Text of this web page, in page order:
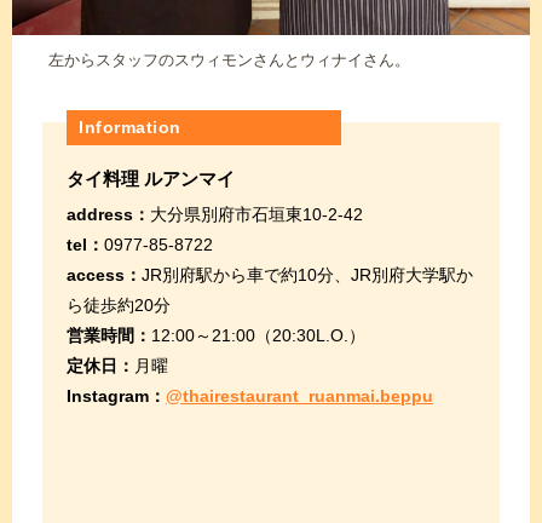
左からスタッフのスウィモンさんとウィナイさん。
Information
タイ料理 ルアンマイ
address： 大分県別府市石垣東10-2-42
tel： 0977-85-8722
access： JR別府駅から車で約10分、JR別府大学駅か
ら徒歩約20分
営業時間： 12:00～21:00（20:30L.O.）
定休日： 月曜
Instagram： @thairestaurant_ruanmai.beppu